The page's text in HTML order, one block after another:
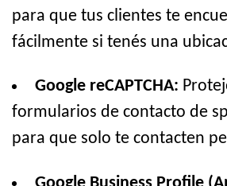
para que tus clientes te
fácilmente si tenés una
Google reCAPTCHA:
formularios de contacto de
para que solo te contacten